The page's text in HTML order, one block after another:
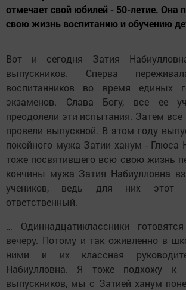
отмечает свой юбилей - 50-летие. Она
свою жизнь воспитанию и обучению
Вот и сегодня Затия
выпускников. Сперва
воспитанников во время единых
экзаменов. Слава Богу, все ее
преодолели эти испытания. Затем
провели выпускной. В этом году
покойного мужа Затии ханум - Глюса
тоже посвятившего всю свою жизнь
кончины мужа Затия Набиулловна
учеников, ведь для них
ответственный.
… Одиннадцатиклассники
вечеру. Потому и так оживленно в
ними и их классная
Набиулловна. Я тоже подхожу к
выпускников, мы с Затией ханум